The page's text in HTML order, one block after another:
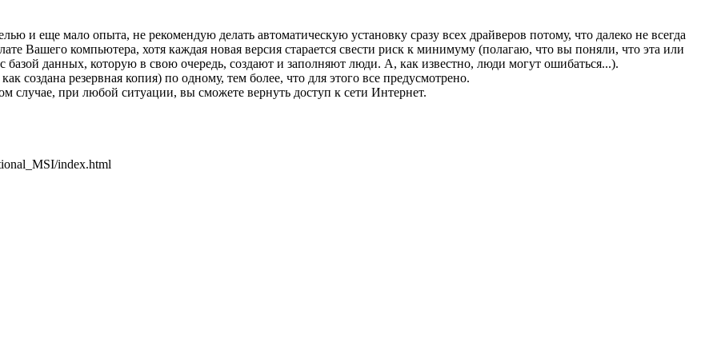
и еще мало опыта, не рекомендую делать автоматическую установку сразу всех драйверов потому, что далеко не всегда
Вашего компьютера, хотя каждая новая версия старается свести риск к минимуму (полагаю, что вы поняли, что эта или
базой данных, которую в свою очередь, создают и заполняют люди. А, как известно, люди могут ошибаться...).
создана резервная копия) по одному, тем более, что для этого все предусмотрено.
случае, при любой ситуации, вы сможете вернуть доступ к сети Интернет.
index.html